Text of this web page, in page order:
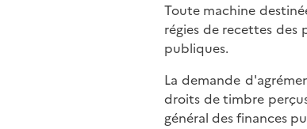
Toute machine
régies de recettes des
publiques.
La demande
droits de timbre
général des finances